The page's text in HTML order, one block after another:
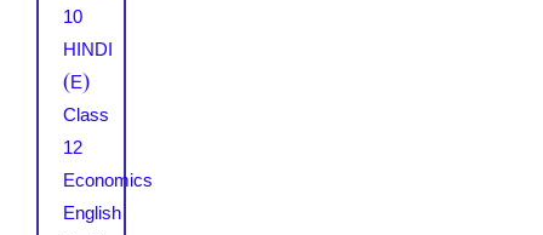
10
HINDI
(E)
Class
12
Economics
English